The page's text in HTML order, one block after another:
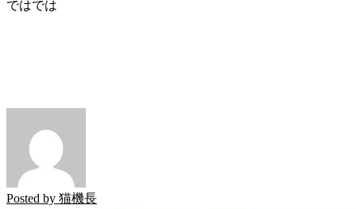
ではでは
Posted by 猫機長